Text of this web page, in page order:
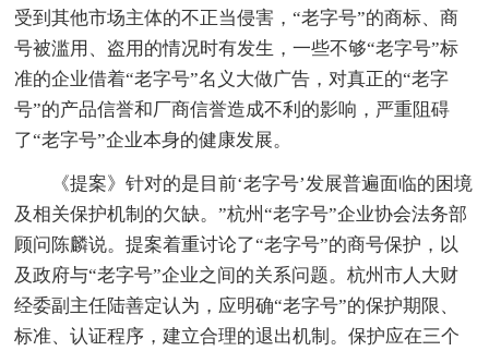
受到其他市场主体的不正当侵害，“老字号”的商标、商
号被滥用、盗用的情况时有发生，一些不够“老字号”标
准的企业借着“老字号”名义大做广告，对真正的“老字
号”的产品信誉和厂商信誉造成不利的影响，严重阻碍
了“老字号”企业本身的健康发展。
《提案》针对的是目前‘老字号’发展普遍面临的困境
及相关保护机制的欠缺。”杭州“老字号”企业协会法务部
顾问陈麟说。提案着重讨论了“老字号”的商号保护，以
及政府与“老字号”企业之间的关系问题。杭州市人大财
经委副主任陆善定认为，应明确“老字号”的保护期限、
标准、认证程序，建立合理的退出机制。保护应在三个